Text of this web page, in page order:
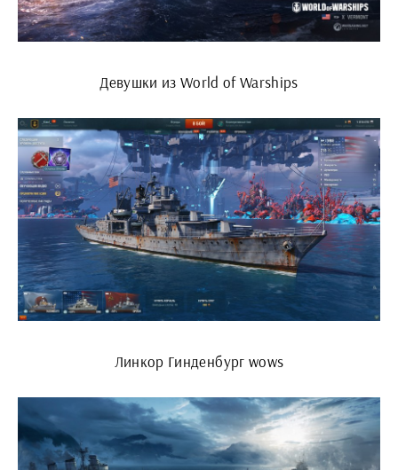
Девушки из World of Warships
Линкор Гинденбург wows